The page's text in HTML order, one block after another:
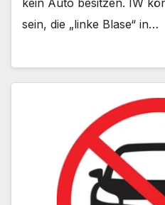
sein, die „linke Blase“ in…